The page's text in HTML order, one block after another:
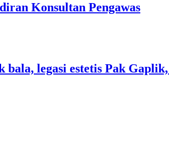
Konsultan Pengawas
legasi estetis Pak